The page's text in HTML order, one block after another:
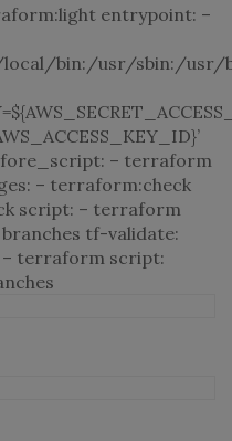
entrypoint: –
bin:/usr/sbin:/usr/
– terraform
– terraform:check
script: – terraform
branches tf-validate:
– terraform script: